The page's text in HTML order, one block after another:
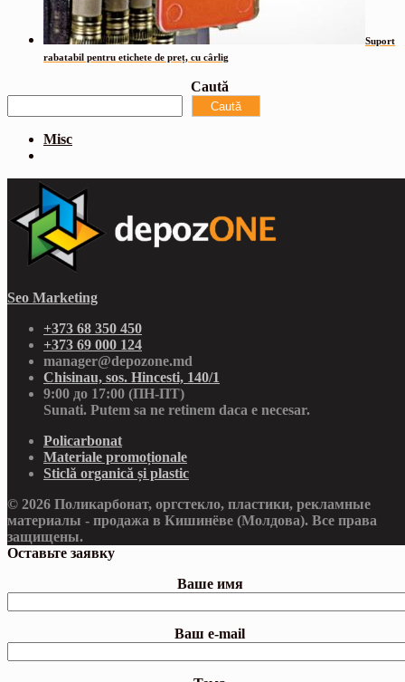
Suport
rabatabil pentru etichete de preț, cu cârlig
Caută
Caută
Misc
Seo Marketing
+373 68 350 450
+373 69 000 124
manager@depozone.md
Chisinau, sos. Hincesti, 140/1
9:00 до 17:00 (ПН-ПТ)
Sunati. Putem sa ne retinem daca e necesar.
Policarbonat
Materiale promoționale
Sticlă organică și plastic
© 2026 Поликарбонат, оргстекло, пластики, рекламные
материалы - продажа в Кишинёве (Молдова). Все права
защищены.
Оставьте заявку
Ваше имя
Ваш e-mail